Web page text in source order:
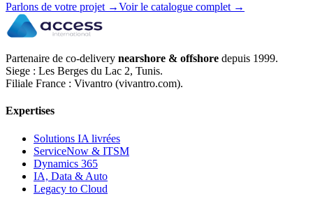
Parlons de votre projet →Voir le catalogue complet →
Partenaire de co-delivery nearshore & offshore depuis 1999.
Siege : Les Berges du Lac 2, Tunis.
Filiale France : Vivantro (vivantro.com).
Expertises
Solutions IA livrées
ServiceNow & ITSM
Dynamics 365
IA, Data & Auto
Legacy to Cloud